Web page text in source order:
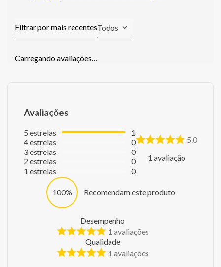
Todos
Carregando avaliações…
Avaliações
5 estrelas
4estrelas
3estrelas
2 estrelas
1 estrelas
1
0
0
0
0
5.0
1 avaliação
100% Recomendam este produto
Desempenho
1 avaliações
Qualidade
1 avaliações